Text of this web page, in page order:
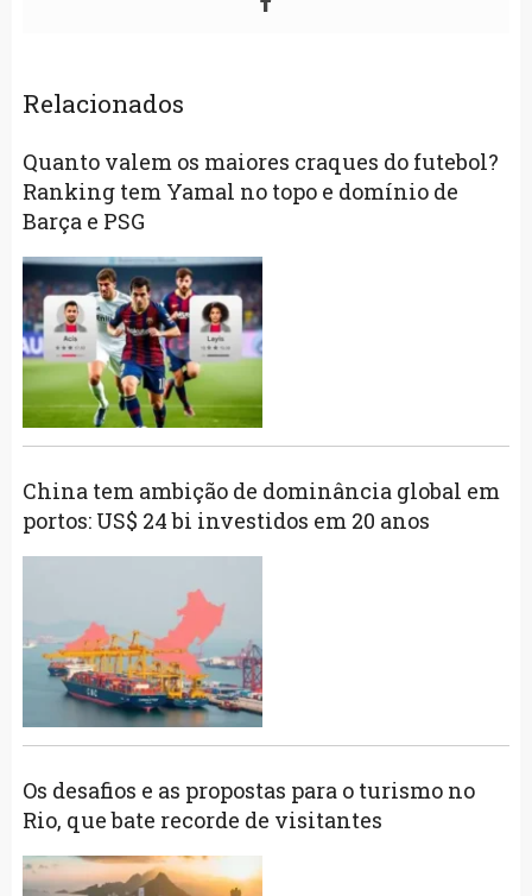
Relacionados
Quanto valem os maiores craques do futebol?
Ranking tem Yamal no topo e domínio de
Barça e PSG
China tem ambição de dominância global em
portos: US$ 24 bi investidos em 20 anos
Os desafios e as propostas para o turismo no
Rio, que bate recorde de visitantes